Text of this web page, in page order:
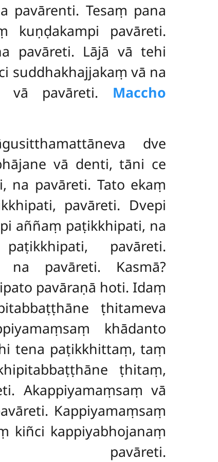
pavārenti. Tesaṃ pana
kuṇḍakampi pavāreti.
pavāreti. Lājā vā tehi
suddhakhajjakaṃ vā na
vā pavāreti. Maccho
dve
vā denti, tāni ce
na pavāreti. Tato ekaṃ
pavāreti. Dvepi
aññaṃ paṭikkhipati, na
pavāreti.
na pavāreti. Kasmā?
pavāraṇā hoti. Idaṃ
ṭhitameva
khādanto
tena paṭikkhittaṃ, taṃ
ṭhitaṃ,
Akappiyamaṃsaṃ vā
Kappiyamaṃsaṃ
kiñci kappiyabhojanaṃ